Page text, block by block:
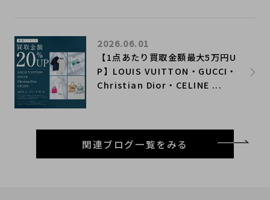
【1点あたり買取金額最大5万円U
P】LOUIS VUITTON・GUCCI・
Christian Dior・CELINE ...
2026.06.01
関連ブログ一覧をみる